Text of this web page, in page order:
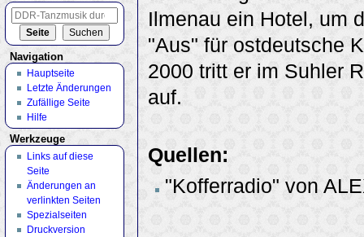
Ilmenau ein Hotel, um
"Aus" für ostdeutsche
2000 tritt er im Suhler
auf.
Quellen:
"Kofferradio" von
Navigation
Hauptseite
Letzte Änderungen
Zufällige Seite
Hilfe
Werkzeuge
Links auf diese
Seite
Änderungen an
verlinkten Seiten
Spezialseiten
Druckversion